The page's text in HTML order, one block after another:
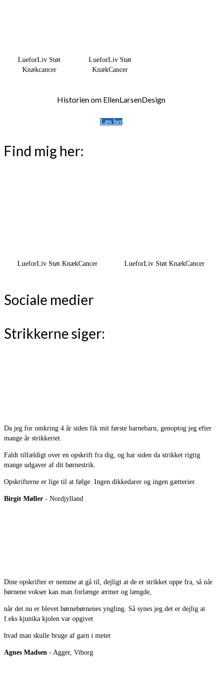
LueforLiv Støt
Knækcancer
LueforLiv Støt
KnækCancer
Historien om EllenLarsenDesign
Læs her
Find mig her:
LueforLiv Støt KnækCancer LueforLiv Støt KnækCancer
Sociale medier
Strikkerne siger:
Da jeg for omkring 4 år siden fik mit første barnebarn, genoptog jeg efter
mange år strikkeriet.
Faldt tilfældigt over en opskrift fra dig, og har siden da strikket rigtig
mange udgaver af dit børnestrik.
Opskrifterne er lige til at følge. Ingen dikkedarer og ingen gætterier.
Birgit Møller - Nordjylland
Dine opskrifter er nemme at gå til, dejligt at de er strikket oppe fra, så når
børnene vokser kan man forlænge ærmer og længde,
når det nu er blevet børnebørnenes yngling. Så synes jeg det er dejlig at
f.eks kjunika kjolen var opgivet
hvad man skulle bruge af garn i meter
Agnes Madsen - Agger, Viborg